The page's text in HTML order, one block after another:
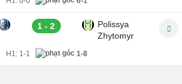
1 - 2
Polissya
Zhytomyr
H1:1-1 1-8